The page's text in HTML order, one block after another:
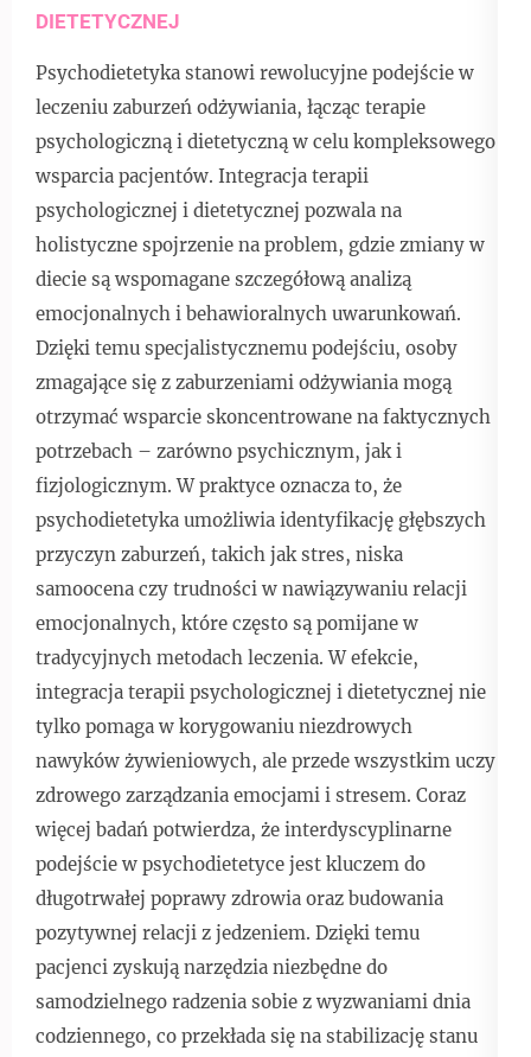
DIETETYCZNEJ
Psychodietetyka stanowi rewolucyjne podejście w
leczeniu zaburzeń odżywiania, łącząc terapie
psychologiczną i dietetyczną w celu kompleksowego
wsparcia pacjentów. Integracja terapii
psychologicznej i dietetycznej pozwala na
holistyczne spojrzenie na problem, gdzie zmiany w
diecie są wspomagane szczegółową analizą
emocjonalnych i behawioralnych uwarunkowań.
Dzięki temu specjalistycznemu podejściu, osoby
zmagające się z zaburzeniami odżywiania mogą
otrzymać wsparcie skoncentrowane na faktycznych
potrzebach – zarówno psychicznym, jak i
fizjologicznym. W praktyce oznacza to, że
psychodietetyka umożliwia identyfikację głębszych
przyczyn zaburzeń, takich jak stres, niska
samoocena czy trudności w nawiązywaniu relacji
emocjonalnych, które często są pomijane w
tradycyjnych metodach leczenia. W efekcie,
integracja terapii psychologicznej i dietetycznej nie
tylko pomaga w korygowaniu niezdrowych
nawyków żywieniowych, ale przede wszystkim uczy
zdrowego zarządzania emocjami i stresem. Coraz
więcej badań potwierdza, że interdyscyplinarne
podejście w psychodietetyce jest kluczem do
długotrwałej poprawy zdrowia oraz budowania
pozytywnej relacji z jedzeniem. Dzięki temu
pacjenci zyskują narzędzia niezbędne do
samodzielnego radzenia sobie z wyzwaniami dnia
codziennego, co przekłada się na stabilizację stanu